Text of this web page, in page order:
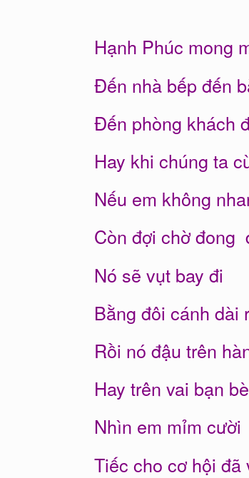
Hạnh Phúc mong
Đến nhà bếp đến
Đến phòng khách
Hay khi chúng ta
Nếu em không
Còn đợi chờ đong
Nó sẽ vụt bay đi
Bằng đôi cánh dài
Rồi nó đậu trên
Hay trên vai bạn
Nhìn em mỉm cười
Tiếc cho cơ hội đã